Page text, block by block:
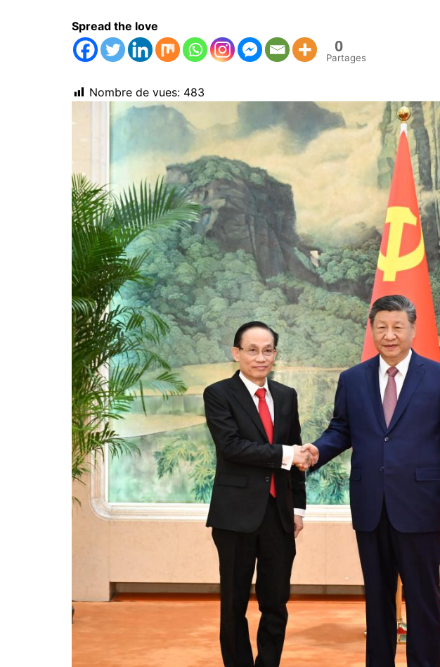
Spread the love
0
Partages
Nombre de vues: 483